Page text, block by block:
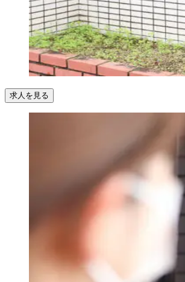
求人を見る